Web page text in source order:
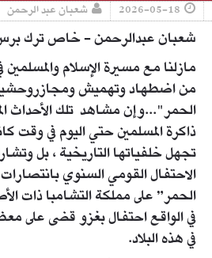
2026-05-18 شعبان عبد الرحمن
شعبان عبدالرحمن - خاص ترك
مازلنا مع مسيرة الإسلام والمسلمين
من اضطهاد وتهميش
الحمر"...وإن مشاهد تلك الأحداث
ذاكرة المسلمين حتي اليوم في وقت
تجهل خلفياتها التاريخية ، بل
الاحتفال القومي السنوي
الحمر” على مملكة التشامبا ذات
في الواقع احتفال بغزو قضى على
في هذه البلاد.